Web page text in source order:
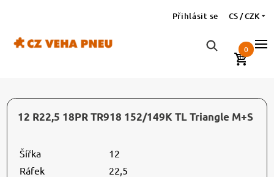
Přihlásit se CS / CZK
0
12 R22,5 18PR TR918 152/149K TL Triangle M+S
Šířka
12
Ráfek
22,5